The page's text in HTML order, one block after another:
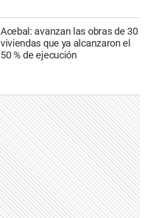
Acebal: avanzan las obras de 30
viviendas que ya alcanzaron el
50 % de ejecución